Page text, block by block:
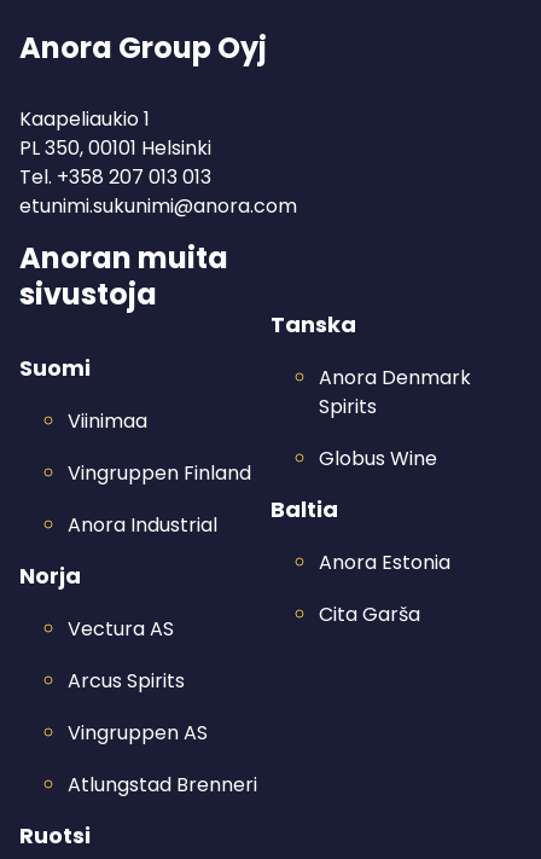
Anora Group Oyj
Kaapeliaukio 1
PL 350, 00101 Helsinki
Tel. +358 207 013 013
etunimi.sukunimi@anora.com
Anoran muita
sivustoja
Suomi
Viinimaa
Vingruppen Finland
Anora Industrial
Norja
Vectura AS
Arcus Spirits
Vingruppen AS
Atlungstad Brenneri
Ruotsi
Tanska
Anora Denmark
Spirits
Globus Wine
Baltia
Anora Estonia
Cita Garša